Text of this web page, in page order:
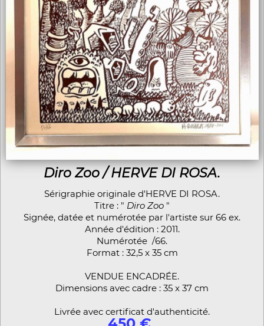
Diro Zoo / HERVE DI ROSA.
Sérigraphie originale d'HERVE DI ROSA.
Titre : " Diro Zoo "
Signée, datée et numérotée par l'artiste sur 66 ex.
Année d'édition : 2011.
Numérotée /66.
Format : 32,5 x 35 cm
VENDUE ENCADRÉE.
Dimensions avec cadre : 35 x 37 cm
Livrée avec certificat d'authenticité.